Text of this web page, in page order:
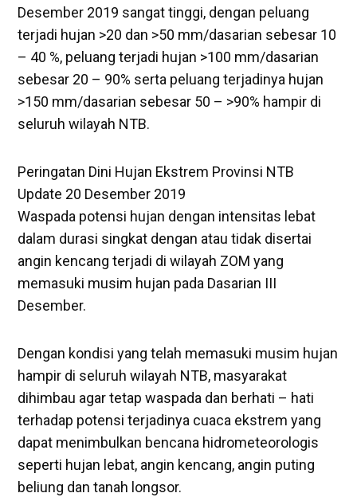
Desember 2019 sangat tinggi, dengan peluang
terjadi hujan >20 dan >50 mm/dasarian sebesar 10
– 40 %, peluang terjadi hujan >100 mm/dasarian
sebesar 20 – 90% serta peluang terjadinya hujan
>150 mm/dasarian sebesar 50 – >90% hampir di
seluruh wilayah NTB.
Peringatan Dini Hujan Ekstrem Provinsi NTB
Update 20 Desember 2019
Waspada potensi hujan dengan intensitas lebat
dalam durasi singkat dengan atau tidak disertai
angin kencang terjadi di wilayah ZOM yang
memasuki musim hujan pada Dasarian III
Desember.
Dengan kondisi yang telah memasuki musim hujan
hampir di seluruh wilayah NTB, masyarakat
dihimbau agar tetap waspada dan berhati – hati
terhadap potensi terjadinya cuaca ekstrem yang
dapat menimbulkan bencana hidrometeorologis
seperti hujan lebat, angin kencang, angin puting
beliung dan tanah longsor.